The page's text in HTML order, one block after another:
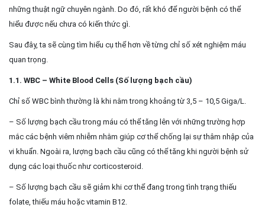
những thuật ngữ chuyên ngành. Do đó, rất khó để người bệnh có thể
hiểu được nếu chưa có kiến thức gì.
Sau đây, ta sẽ cùng tìm hiểu cụ thể hơn về từng chỉ số xét nghiệm máu
quan trọng.
1.1. WBC – White Blood Cells (Số lượng bạch cầu)
Chỉ số WBC bình thường là khi nằm trong khoảng từ 3,5 – 10,5 Giga/L.
– Số lượng bạch cầu trong máu có thể tăng lên với những trường hợp
mắc các bệnh viêm nhiễm nhằm giúp cơ thể chống lại sự thâm nhập của
vi khuẩn. Ngoài ra, lượng bạch cầu cũng có thể tăng khi người bệnh sử
dụng các loại thuốc như corticosteroid.
– Số lượng bạch cầu sẽ giảm khi cơ thể đang trong tình trạng thiếu
folate, thiếu máu hoặc vitamin B12.